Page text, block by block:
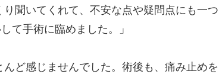
り聞いてくれて、不安な点や疑問点にも一つ
て手術に臨めました。」
んど感じませんでした。術後も、痛み止めを